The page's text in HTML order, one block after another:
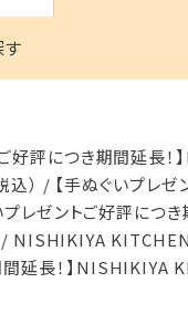
ご好評につき期間延長
）
【手ぬぐいプレ
プレゼントご好評に
NISHIKIYA
間延長！】